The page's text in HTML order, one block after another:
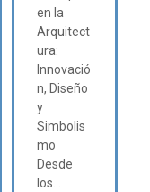
en la
Arquitect
ura:
Innovació
n, Diseño
y
Simbolis
mo
Desde
los...